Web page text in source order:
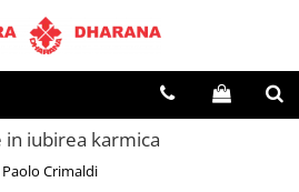
iubirea karmica
Paolo Crimaldi